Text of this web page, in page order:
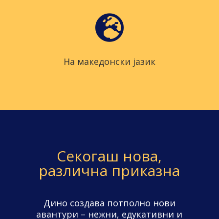

На македонски јазик
Секогаш нова,
различна приказна
Дино создава потполно нови
авантури – нежни, едукативни и